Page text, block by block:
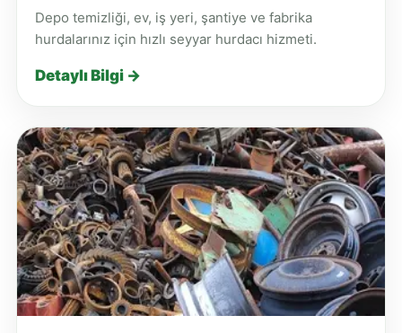
Depo temizliği, ev, iş yeri, şantiye ve fabrika
hurdalarınız için hızlı seyyar hurdacı hizmeti.
Detaylı Bilgi →